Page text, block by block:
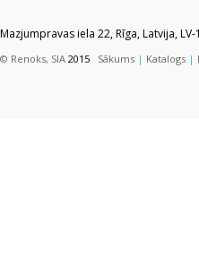
Mazjumpravas iela 22, Rīga, Latvija,
© Renoks, SIA 2015 Sākums | Katalogs |